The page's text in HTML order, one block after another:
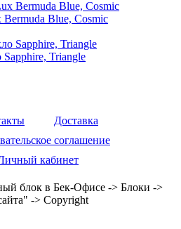
Blue, Cosmic
Triangle
Доставка
соглашение
кабинет
блок в Бек-Офисе -> Блоки ->
-> Copyright